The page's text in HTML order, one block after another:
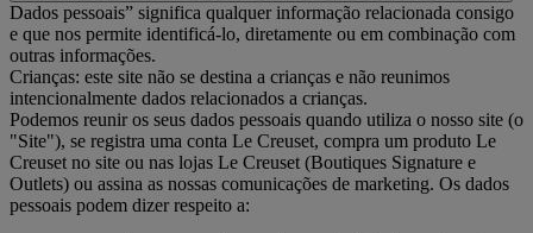
Dados pessoais” significa qualquer informação relacionada consigo
e que nos permite identificá-lo, diretamente ou em combinação com
outras informações.
Crianças: este site não se destina a crianças e não reunimos
intencionalmente dados relacionados a crianças.
Podemos reunir os seus dados pessoais quando utiliza o nosso site (o
"Site"), se registra uma conta Le Creuset, compra um produto Le
Creuset no site ou nas lojas Le Creuset (Boutiques Signature e
Outlets) ou assina as nossas comunicações de marketing. Os dados
pessoais podem dizer respeito a: